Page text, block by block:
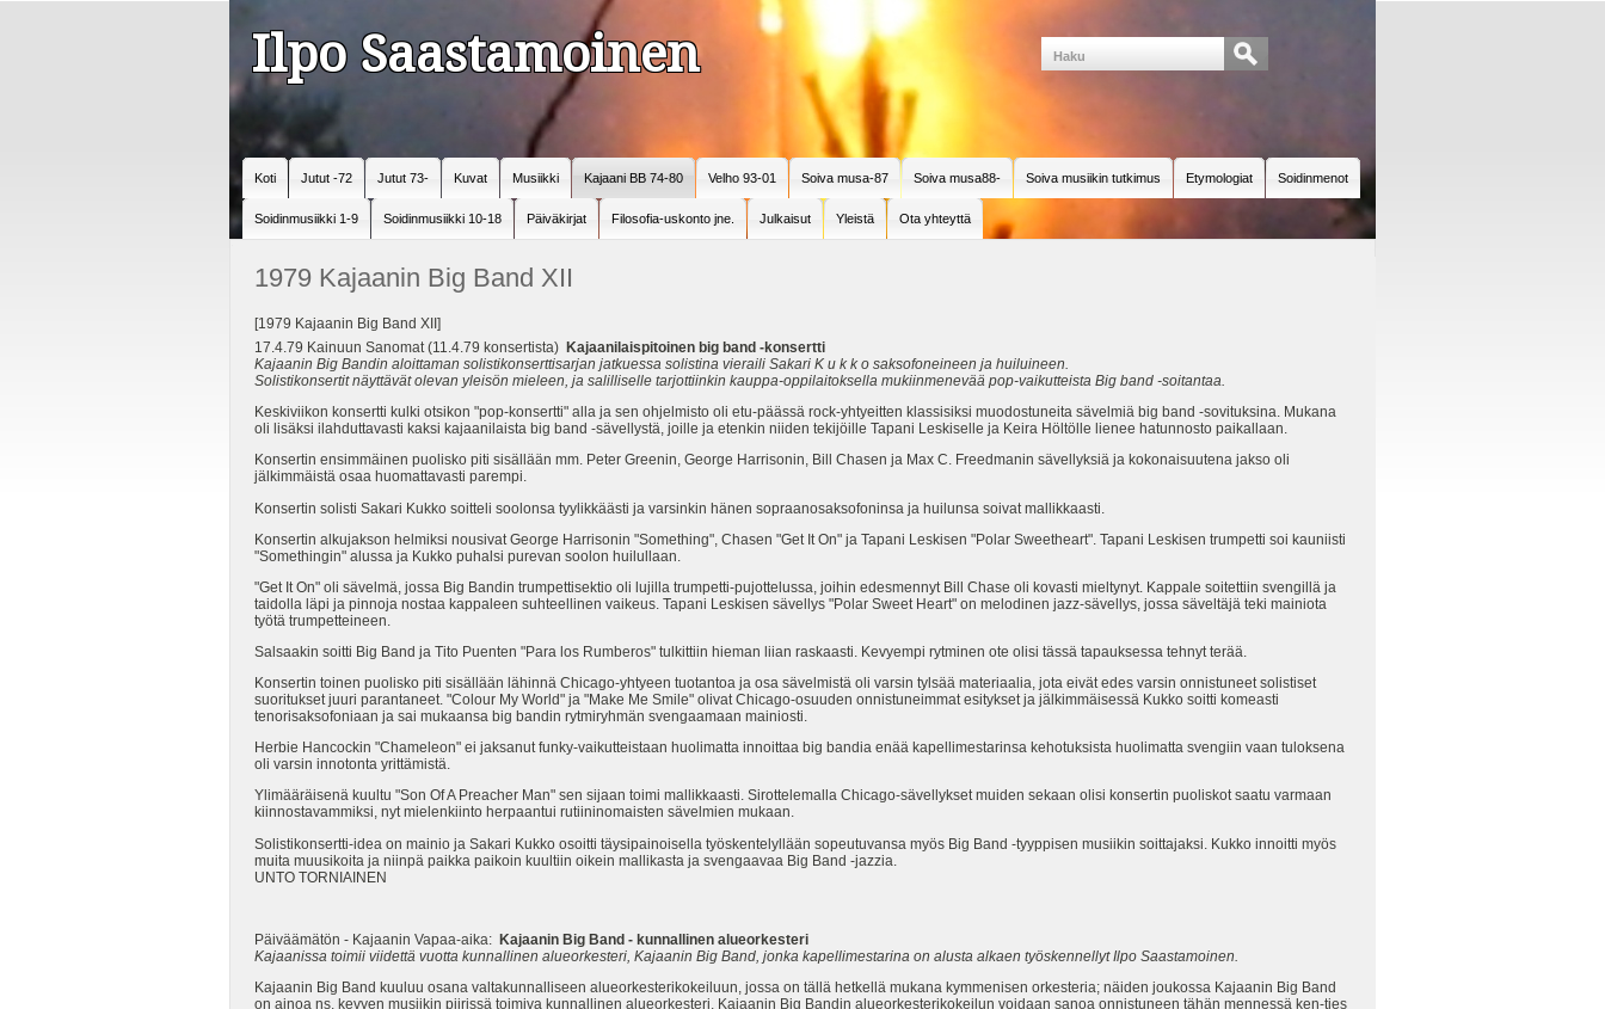
Ilpo Saastamoinen
Koti Jutut -72 Jutut 73- Kuvat Musiikki Kajaani BB 74-80 Velho 93-01 Soiva musa-87 Soiva musa88- Soiva musiikin tutkimus Etymologiat Soidinmenot
Soidinmusiikki 1-9 Soidinmusiikki 10-18 Päiväkirjat Filosofia-uskonto jne. Julkaisut Yleistä Ota yhteyttä
1979 Kajaanin Big Band XII
[1979 Kajaanin Big Band XII]
17.4.79 Kainuun Sanomat (11.4.79 konsertista) Kajaanilaispitoinen big band -konsertti
Kajaanin Big Bandin aloittaman solistikonserttisarjan jatkuessa solistina vieraili Sakari K u k k o saksofoneineen ja huiluineen.
Solistikonsertit näyttävät olevan yleisön mieleen, ja salilliselle tarjottiinkin kauppa-oppilaitoksella mukiinmenevää pop-vaikutteista Big band -soitantaa.
Keskiviikon konsertti kulki otsikon "pop-konsertti" alla ja sen ohjelmisto oli etu-päässä rock-yhtyeitten klassisiksi muodostuneita sävelmiä big band -sovituksina. Mukana
oli lisäksi ilahduttavasti kaksi kajaanilaista big band -sävellystä, joille ja etenkin niiden tekijöille Tapani Leskiselle ja Keira Höltölle lienee hatunnosto paikallaan.
Konsertin ensimmäinen puolisko piti sisällään mm. Peter Greenin, George Harrisonin, Bill Chasen ja Max C. Freedmanin sävellyksiä ja kokonaisuutena jakso oli
jälkimmäistä osaa huomattavasti parempi.
Konsertin solisti Sakari Kukko soitteli soolonsa tyylikkäästi ja varsinkin hänen sopraanosaksofoninsa ja huilunsa soivat mallikkaasti.
Konsertin alkujakson helmiksi nousivat George Harrisonin "Something", Chasen "Get It On" ja Tapani Leskisen "Polar Sweetheart". Tapani Leskisen trumpetti soi kauniisti
"Somethingin" alussa ja Kukko puhalsi purevan soolon huilullaan.
"Get It On" oli sävelmä, jossa Big Bandin trumpettisektio oli lujilla trumpetti-pujottelussa, joihin edesmennyt Bill Chase oli kovasti mieltynyt. Kappale soitettiin svengillä ja
taidolla läpi ja pinnoja nostaa kappaleen suhteellinen vaikeus. Tapani Leskisen sävellys "Polar Sweet Heart" on melodinen jazz-sävellys, jossa säveltäjä teki mainiota
työtä trumpetteineen.
Salsaakin soitti Big Band ja Tito Puenten "Para los Rumberos" tulkittiin hieman liian raskaasti. Kevyempi rytminen ote olisi tässä tapauksessa tehnyt terää.
Konsertin toinen puolisko piti sisällään lähinnä Chicago-yhtyeen tuotantoa ja osa sävelmistä oli varsin tylsää materiaalia, jota eivät edes varsin onnistuneet solistiset
suoritukset juuri parantaneet. "Colour My World" ja "Make Me Smile" olivat Chicago-osuuden onnistuneimmat esitykset ja jälkimmäisessä Kukko soitti komeasti
tenorisaksofoniaan ja sai mukaansa big bandin rytmiryhmän svengaamaan mainiosti.
Herbie Hancockin "Chameleon" ei jaksanut funky-vaikutteistaan huolimatta innoittaa big bandia enää kapellimestarinsa kehotuksista huolimatta svengiin vaan tuloksena
oli varsin innotonta yrittämistä.
Ylimääräisenä kuultu "Son Of A Preacher Man" sen sijaan toimi mallikkaasti. Sirottelemalla Chicago-sävellykset muiden sekaan olisi konsertin puoliskot saatu varmaan
kiinnostavammiksi, nyt mielenkiinto herpaantui rutiininomaisten sävelmien mukaan.
Solistikonsertti-idea on mainio ja Sakari Kukko osoitti täysipainoisella työskentelyllään sopeutuvansa myös Big Band -tyyppisen musiikin soittajaksi. Kukko innoitti myös
muita muusikoita ja niinpä paikka paikoin kuultiin oikein mallikasta ja svengaavaa Big Band -jazzia.
UNTO TORNIAINEN
Päiväämätön - Kajaanin Vapaa-aika: Kajaanin Big Band - kunnallinen alueorkesteri
Kajaanissa toimii viidettä vuotta kunnallinen alueorkesteri, Kajaanin Big Band, jonka kapellimestarina on alusta alkaen työskennellyt Ilpo Saastamoinen.
Kajaanin Big Band kuuluu osana valtakunnalliseen alueorkesterikokeiluun, jossa on tällä hetkellä mukana kymmenisen orkesteria; näiden joukossa Kajaanin Big Band
on ainoa ns. kevyen musiikin piirissä toimiva kunnallinen alueorkesteri. Kajaanin Big Bandin alueorkesterikokeilun voidaan sanoa onnistuneen tähän mennessä ken-ties